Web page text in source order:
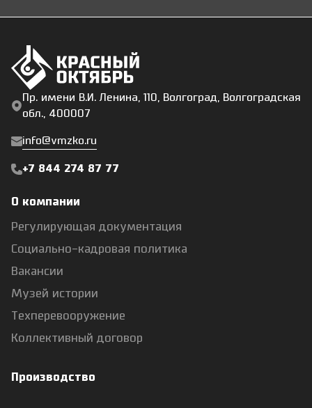
Пр. имени В.И. Ленина, 110, Волгоград, Волгоградская
обл., 400007
info@vmzko.ru
+7 844 274 87 77
О компании
Регулирующая документация
Социально-кадровая политика
Вакансии
Музей истории
Техперевооружение
Коллективный договор
Производство